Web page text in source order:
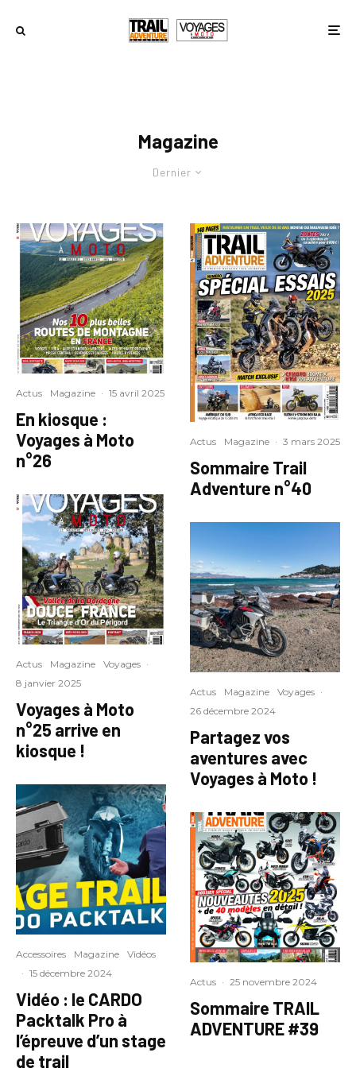
Magazine
Dernier
Actus Magazine · 15 avril 2025
En kiosque :
Voyages à Moto
n°26
Actus Magazine Voyages ·
8 janvier 2025
Voyages à Moto
n°25 arrive en
kiosque !
Accessoires Magazine
Vidéos
· 15 décembre 2024
Vidéo : le CARDO
Packtalk Pro à
l’épreuve d’un stage
de trail
Actus Magazine · 3 mars 2025
Sommaire Trail
Adventure n°40
Actus Magazine Voyages ·
26 décembre 2024
Partagez vos
aventures avec
Voyages à Moto !
Actus · 25 novembre 2024
Sommaire TRAIL
ADVENTURE #39